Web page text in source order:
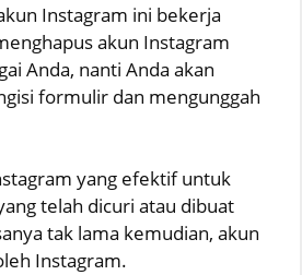
Instagram ini bekerja
akun Instagram
Anda, nanti Anda akan
formulir dan mengunggah
yang efektif untuk
telah dicuri atau dibuat
tak lama kemudian, akun
Instagram.